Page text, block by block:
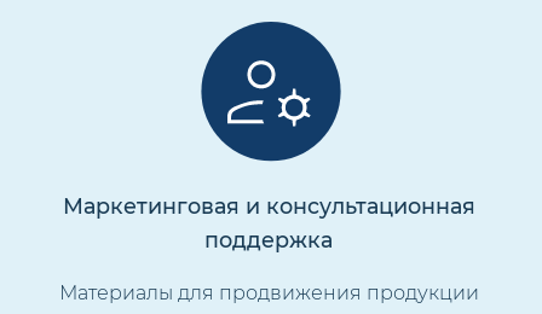
Маркетинговая и консультационная
поддержка
Материалы для продвижения продукции